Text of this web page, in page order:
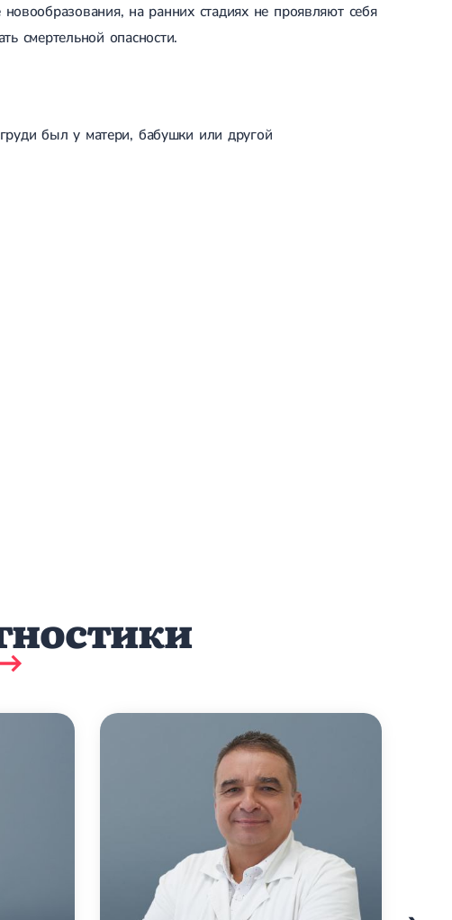
на ранних стадиях не проявляют себя
смертельной опасности.
был у матери, бабушки или другой